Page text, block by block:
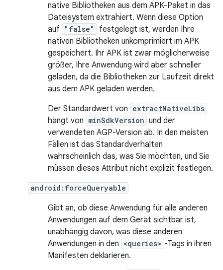
native Bibliotheken aus dem APK-Paket in das
Dateisystem extrahiert. Wenn diese Option
auf
"false"
festgelegt ist, werden Ihre
nativen Bibliotheken unkomprimiert im APK
gespeichert. Ihr APK ist zwar möglicherweise
größer, Ihre Anwendung wird aber schneller
geladen, da die Bibliotheken zur Laufzeit direkt
aus dem APK geladen werden.
Der Standardwert von extractNativeLibs
hängt von minSdkVersion und der
verwendeten AGP-Version ab. In den meisten
Fällen ist das Standardverhalten
wahrscheinlich das, was Sie möchten, und Sie
müssen dieses Attribut nicht explizit festlegen.
android:forceQueryable
Gibt an, ob diese Anwendung für alle anderen
Anwendungen auf dem Gerät sichtbar ist,
unabhängig davon, was diese anderen
Anwendungen in den <queries> -Tags in ihren
Manifesten deklarieren.